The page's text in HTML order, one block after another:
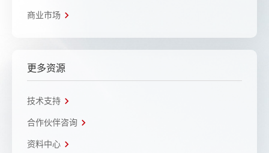
商业市场
更多资源
技术支持
合作伙伴咨询
资料中心